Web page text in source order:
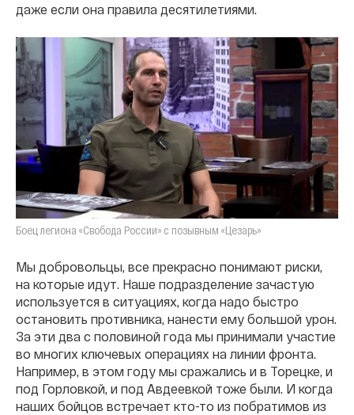
даже если она правила десятилетиями.
Боец легиона «Свобода России» с позывным «Цезарь»
Мы добровольцы, все прекрасно понимают риски,
на которые идут. Наше подразделение зачастую
используется в ситуациях, когда надо быстро
остановить противника, нанести ему большой урон.
За эти два с половиной года мы принимали участие
во многих ключевых операциях на линии фронта.
Например, в этом году мы сражались и в Торецке, и
под Горловкой, и под Авдеевкой тоже были. И когда
наших бойцов встречает кто-то из побратимов из